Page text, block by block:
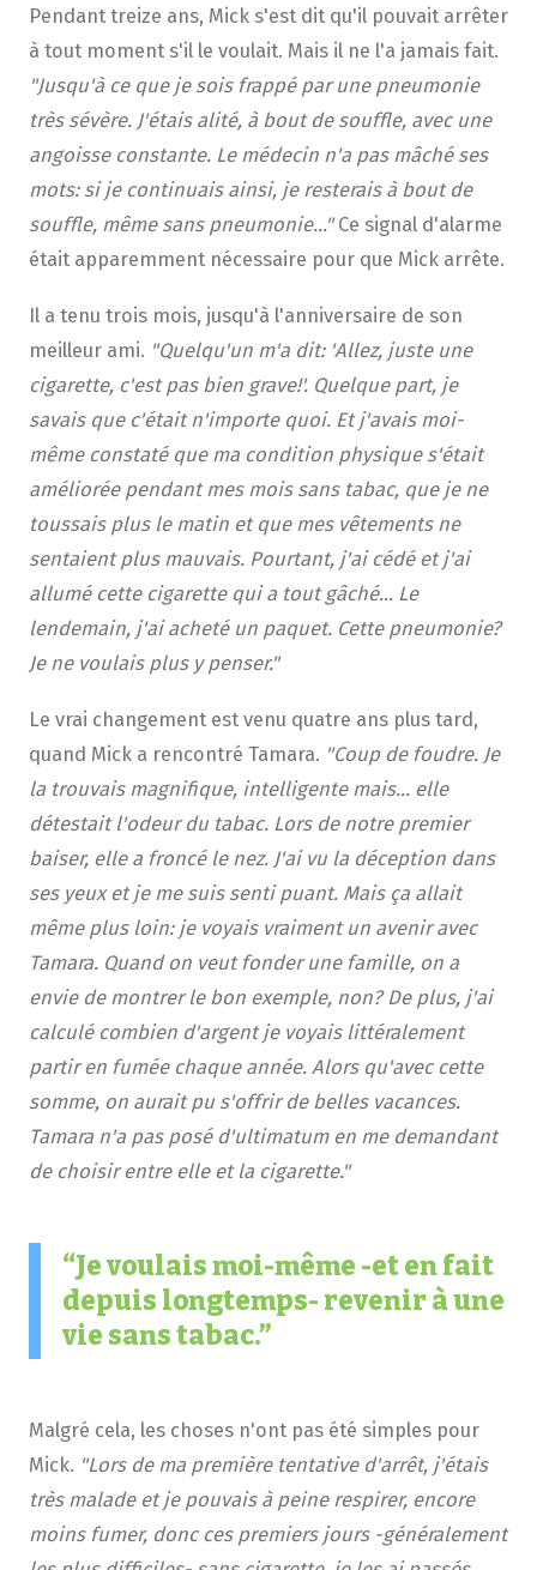
Pendant treize ans, Mick s'est dit qu'il pouvait arrêter
à tout moment s'il le voulait. Mais il ne l'a jamais fait.
"Jusqu'à ce que je sois frappé par une pneumonie
très sévère. J'étais alité, à bout de souffle, avec une
angoisse constante. Le médecin n'a pas mâché ses
mots: si je continuais ainsi, je resterais à bout de
souffle, même sans pneumonie..."Ce signal d'alarme
était apparemment nécessaire pour que Mick arrête.
Il a tenu trois mois, jusqu'à l'anniversaire de son
meilleur ami. "Quelqu'un m'a dit: 'Allez, juste une
cigarette, c'est pas bien grave!'. Quelque part, je
savais que c'était n'importe quoi. Et j'avais moi-
même constaté que ma condition physique s'était
améliorée pendant mes mois sans tabac, que je ne
toussais plus le matin et que mes vêtements ne
sentaient plus mauvais. Pourtant, j'ai cédé et j'ai
allumé cette cigarette qui a tout gâché... Le
lendemain, j'ai acheté un paquet. Cette pneumonie?
Je ne voulais plus y penser."
Le vrai changement est venu quatre ans plus tard,
quand Mick a rencontré Tamara. "Coup de foudre. Je
la trouvais magnifique, intelligente mais... elle
détestait l'odeur du tabac. Lors de notre premier
baiser, elle a froncé le nez. J'ai vu la déception dans
ses yeux et je me suis senti puant. Mais ça allait
même plus loin: je voyais vraiment un avenir avec
Tamara. Quand on veut fonder une famille, on a
envie de montrer le bon exemple, non? De plus, j'ai
calculé combien d'argent je voyais littéralement
partir en fumée chaque année. Alors qu'avec cette
somme, on aurait pu s'offrir de belles vacances.
Tamara n'a pas posé d'ultimatum en me demandant
de choisir entre elle et la cigarette."
Je voulais moi-même -et en fait
depuis longtemps- revenir à une
vie sans tabac.
Malgré cela, les choses n'ont pas été simples pour
Mick. "Lors de ma première tentative d'arrêt, j'étais
très malade et je pouvais à peine respirer, encore
moins fumer, donc ces premiers jours -généralement